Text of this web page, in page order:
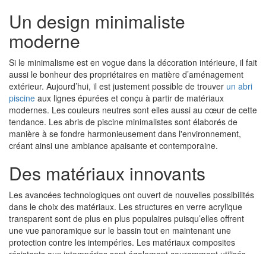
Un design minimaliste
moderne
Si le minimalisme est en vogue dans la décoration intérieure, il fait
aussi le bonheur des propriétaires en matière d’aménagement
extérieur. Aujourd’hui, il est justement possible de trouver un abri
piscine aux lignes épurées et conçu à partir de matériaux
modernes. Les couleurs neutres sont elles aussi au cœur de cette
tendance. Les abris de piscine minimalistes sont élaborés de
manière à se fondre harmonieusement dans l'environnement,
créant ainsi une ambiance apaisante et contemporaine.
Des matériaux innovants
Les avancées technologiques ont ouvert de nouvelles possibilités
dans le choix des matériaux. Les structures en verre acrylique
transparent sont de plus en plus populaires puisqu’elles offrent
une vue panoramique sur le bassin tout en maintenant une
protection contre les intempéries. Les matériaux composites